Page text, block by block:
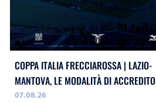
COPPA ITALIA FRECCIAROSSA | LAZIO-
MANTOVA, LE MODALITÀ DI ACCREDITO
07.08.26